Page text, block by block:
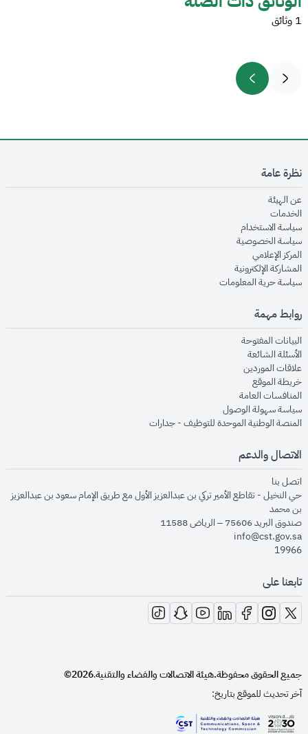
1 وثائق
نظرة عامة
عن الهيئةopens in new window
الخدماتopens in new window
سياسة الاستخدام
سياسة الخصوصيةopens in new window
المركز الإعلاميopens in new window
المشاركة الإلكترونيةopens in new window
سياسة حرية المعلوماتopens in new window
روابط مهمة
البيانات المفتوحةopens in new window
الأسئلة الشائعةopens in new window
علاقات الموردينopens in new window
خريطة الموقعopens in new window
المنافسات العامةopens in new window
سياسة سهولة الوصولopens in new window
المنصة الوطنية الموحدة للتوظيف - جداراتopens in new window
الاتصال والدعم
اتصل بنا
حي النخيل - تقاطع الأمير تركي بن عبدالعزيز الأول مع طريق الإمام سعود بن عبدالعزيز
بن محمد
صندوق البريد 75606 – الرياض 11588
info@cst.gov.sa
19966
تابعنا على
opens in new window
opens in new window
opens in new window
opens in new window
opens in new window
opens in new window
opens in new window
جميع الحقوق محفوظة.هيئة الاتصالات والفضاء والتقنية.
2026©
آخر تحديث للموقع بتاريخ: